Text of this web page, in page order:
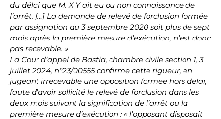
du délai que M. X Y ait eu ou non connaissance de
l’arrêt. […] La demande de relevé de forclusion formée
par assignation du 3 septembre 2020 soit plus de sept
mois après la première mesure d’exécution, n’est donc
pas recevable. »
La Cour d’appel de Bastia, chambre civile section 1, 3
juillet 2024, n°23/00555 confirme cette rigueur, en
jugeant irrecevable une opposition formée hors délai,
faute d’avoir sollicité le relevé de forclusion dans les
deux mois suivant la signification de l’arrêt ou la
première mesure d’exécution : « l’opposant disposait